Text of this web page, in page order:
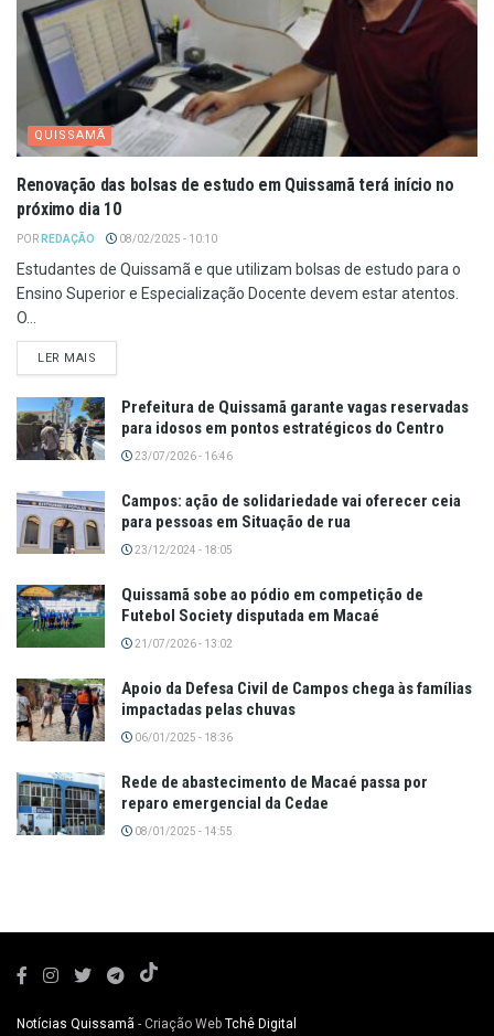
QUISSAMÃ
Renovação das bolsas de estudo em Quissamã terá início no
próximo dia 10
POR REDAÇÃO 08/02/2025 - 10:10
Estudantes de Quissamã e que utilizam bolsas de estudo para o
Ensino Superior e Especialização Docente devem estar atentos.
O...
LER MAIS
Prefeitura de Quissamã garante vagas reservadas
para idosos em pontos estratégicos do Centro
23/07/2026 - 16:46
Campos: ação de solidariedade vai oferecer ceia
para pessoas em Situação de rua
23/12/2024 - 18:05
Quissamã sobe ao pódio em competição de
Futebol Society disputada em Macaé
21/07/2026 - 13:02
Apoio da Defesa Civil de Campos chega às famílias
impactadas pelas chuvas
06/01/2025 - 18:36
Rede de abastecimento de Macaé passa por
reparo emergencial da Cedae
08/01/2025 - 14:55
Notícias Quissamã - Criação Web Tchê Digital